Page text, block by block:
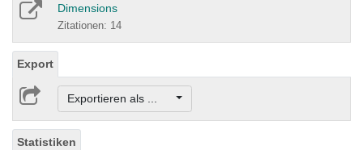
Dimensions
Zitationen: 14
Export
Exportieren als ...
Statistiken